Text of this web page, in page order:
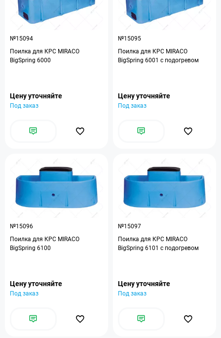
№15094
Поилка для КРС MIRACO
BigSpring 6000
Цену уточняйте
Под заказ
№15095
Поилка для КРС MIRACO
BigSpring 6001 с подогревом
Цену уточняйте
Под заказ
№15096
Поилка для КРС MIRACO
BigSpring 6100
Цену уточняйте
Под заказ
№15097
Поилка для КРС MIRACO
BigSpring 6101 с подогревом
Цену уточняйте
Под заказ